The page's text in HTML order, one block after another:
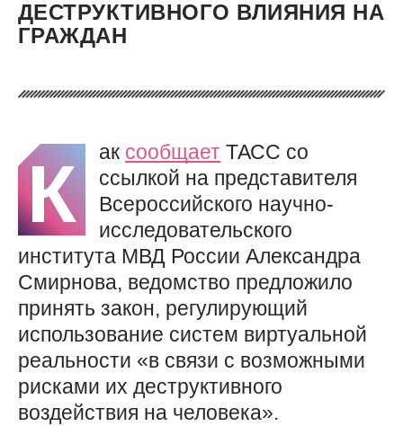
ДЕСТРУКТИВНОГО ВЛИЯНИЯ НА
ГРАЖДАН
К ак сообщает ТАСС со
ссылкой на представителя
Всероссийского научно-
исследовательского
института МВД России Александра
Смирнова, ведомство предложило
принять закон, регулирующий
использование систем виртуальной
реальности «в связи с возможными
рисками их деструктивного
воздействия на человека».